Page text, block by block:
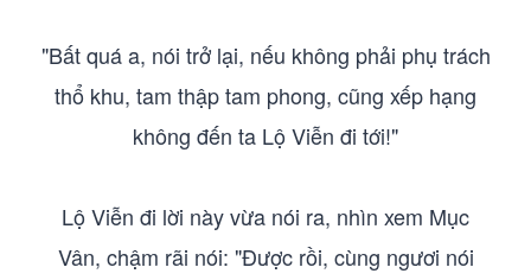
"Bất quá a, nói trở lại, nếu không phải phụ trách
thổ khu, tam thập tam phong, cũng xếp hạng
không đến ta Lộ Viễn đi tới!"
Lộ Viễn đi lời này vừa nói ra, nhìn xem Mục
Vân, chậm rãi nói: "Được rồi, cùng ngươi nói